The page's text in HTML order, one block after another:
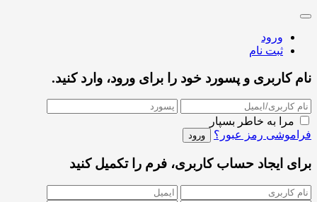
ورود
ثبت نام
نام کاربری و پسورد خود را برای ورود، وارد کنید.
مرا به خاطر بسپار
فراموشی رمز عبور؟
برای ایجاد حساب کاربری، فرم را تکمیل کنید